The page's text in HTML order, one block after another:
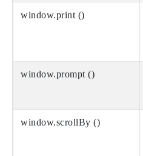
window.print ()
window.prompt ()
window.scrollBy ()